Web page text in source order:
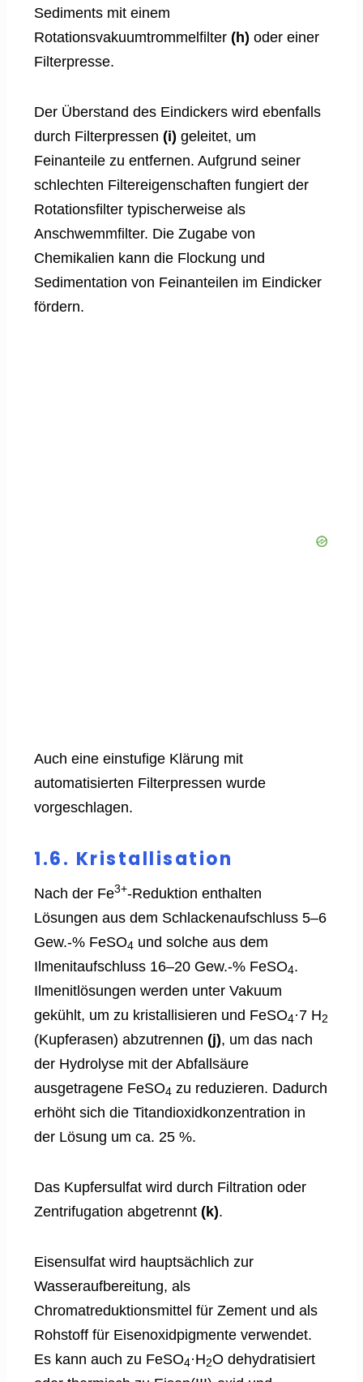
Sediments mit einem
Rotationsvakuumtrommelfilter (h) oder einer
Filterpresse.
Der Überstand des Eindickers wird ebenfalls
durch Filterpressen (i) geleitet, um
Feinanteile zu entfernen. Aufgrund seiner
schlechten Filtereigenschaften fungiert der
Rotationsfilter typischerweise als
Anschwemmfilter. Die Zugabe von
Chemikalien kann die Flockung und
Sedimentation von Feinanteilen im Eindicker
fördern.
Auch eine einstufige Klärung mit
automatisierten Filterpressen wurde
vorgeschlagen.
1.6. Kristallisation
Nach der Fe3+-Reduktion enthalten
Lösungen aus dem Schlackenaufschluss 5–6
Gew.-% FeSO4 und solche aus dem
Ilmenitaufschluss 16–20 Gew.-% FeSO4.
Ilmenitlösungen werden unter Vakuum
gekühlt, um zu kristallisieren und FeSO4·7 H2
(Kupferasen) abzutrennen (j), um das nach
der Hydrolyse mit der Abfallsäure
ausgetragene FeSO4 zu reduzieren. Dadurch
erhöht sich die Titandioxidkonzentration in
der Lösung um ca. 25 %.
Das Kupfersulfat wird durch Filtration oder
Zentrifugation abgetrennt (k).
Eisensulfat wird hauptsächlich zur
Wasseraufbereitung, als
Chromatreduktionsmittel für Zement und als
Rohstoff für Eisenoxidpigmente verwendet.
Es kann auch zu FeSO4·H2O dehydratisiert